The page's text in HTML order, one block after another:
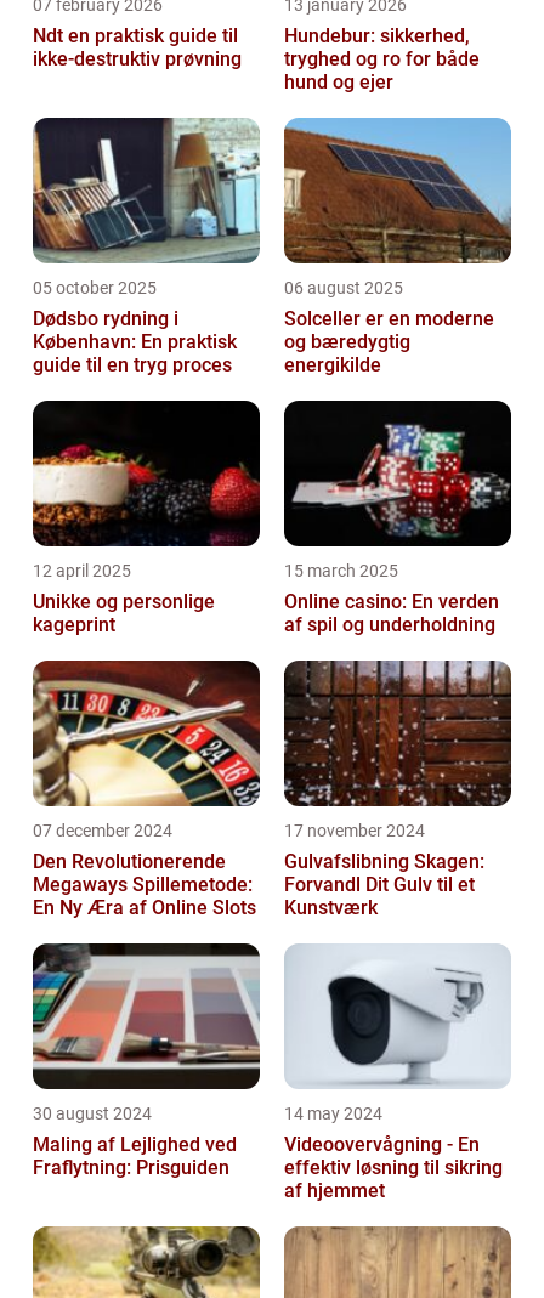
07 february 2026
Ndt en praktisk guide til
ikke-destruktiv prøvning
13 january 2026
Hundebur: sikkerhed,
tryghed og ro for både
hund og ejer
05 october 2025
Dødsbo rydning i
København: En praktisk
guide til en tryg proces
06 august 2025
Solceller er en moderne
og bæredygtig
energikilde
12 april 2025
Unikke og personlige
kageprint
15 march 2025
Online casino: En verden
af spil og underholdning
07 december 2024
Den Revolutionerende
Megaways Spillemetode:
En Ny Æra af Online Slots
17 november 2024
Gulvafslibning Skagen:
Forvandl Dit Gulv til et
Kunstværk
30 august 2024
Maling af Lejlighed ved
Fraflytning: Prisguiden
14 may 2024
Videoovervågning - En
effektiv løsning til sikring
af hjemmet